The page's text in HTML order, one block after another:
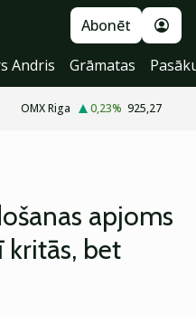
Abonēt
Andris Grāmatas
OMX Riga 0,23% 925,27
apjoms
kritās, bet